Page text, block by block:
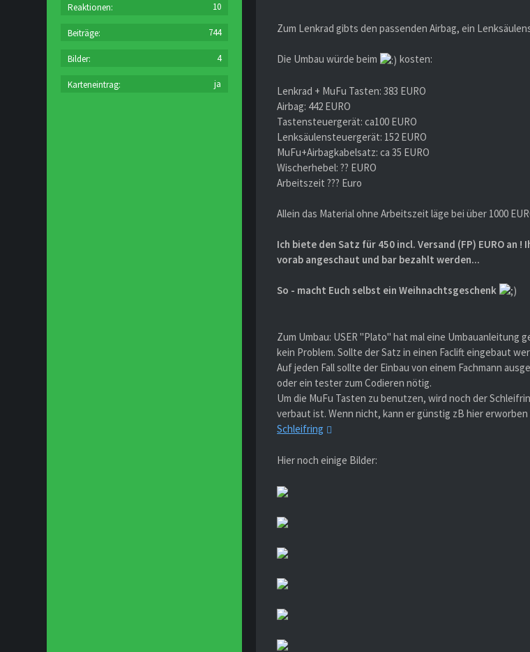
Reaktionen 10
Beiträge 744
Bilder 4
Karteneintrag ja
Zum Lenkrad gibts den passenden Airbag, ein
Die Umbau würde beim kosten:
Lenkrad + MuFu Tasten: 383 EURO
Airbag: 442 EURO
Tastensteuergerät: ca100 EURO
Lenksäulensteuergerät: 152 EURO
MuFu+Airbagkabelsatz: ca 35 EURO
Wischerhebel: ?? EURO
Arbeitszeit ??? Euro
Allein das Material ohne Arbeitszeit läge bei über 1000
Ich biete den Satz für 450 incl. Versand (FP) EURO an
vorab angeschaut und bar bezahlt werden...
So - macht Euch selbst ein Weihnachtsgeschenk
Zum Umbau: USER "Plato" hat mal eine
kein Problem. Sollte der Satz in einen Faclift eingebaut
Auf jeden Fall sollte der Einbau von einem Fachmann
oder ein tester zum Codieren nötig.
Um die MuFu Tasten zu benutzen, wird noch der
verbaut ist. Wenn nicht, kann er günstig zB hier
Schleifring
Hier noch einige Bilder: